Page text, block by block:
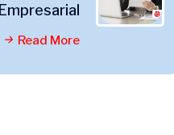
Empresarial
Read More